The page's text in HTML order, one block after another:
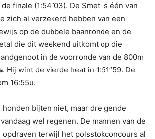
finale (1:54”03). De Smet is één van
zich al verzekerd hebben van een
op de dubbele baanronde en de
die dit weekend uitkomt op die
in de voorronde van de 800m
. Hij wint de vierde heat in 1:51”59. De
16:55u.
honden bijten niet, maar dreigende
wel regenen. De mannen van de
opdraven terwijl het polsstokconcours al